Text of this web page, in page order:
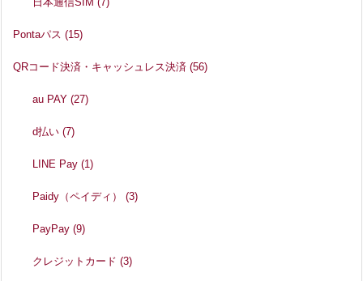
Pontaパス (15)
QRコード決済・キャッシュレス決済 (56)
au PAY(27)
d払い(7)
LINE Pay(1)
Paidy（ペイディ）(3)
PayPay(9)
クレジットカード(3)